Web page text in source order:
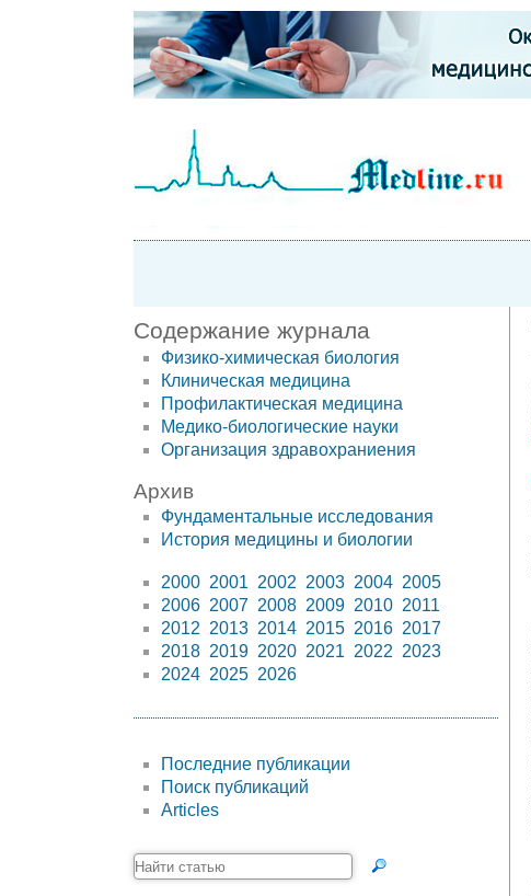
Содержание журнала
Физико-химическая биология
Клиническая медицина
Профилактическая медицина
Медико-биологические науки
Организация здравохраниения
Архив
Фундаментальные исследования
История медицины и биологии
2000 2001 2002 2003 2004 2005
2006 2007 2008 2009 2010 2011
2012 2013 2014 2015 2016 2017
2018 2019 2020 2021 2022 2023
2024 2025 2026
Последние публикации
Поиск публикаций
Articles